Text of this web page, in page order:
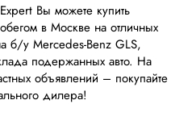
Вы можете купить
в Москве на отличных
б/у Mercedes-Benz GLS,
подержанных авто. На
объявлений – покупайте
дилера!